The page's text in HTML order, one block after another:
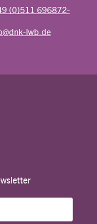
(0)511 696872-
lwb.de